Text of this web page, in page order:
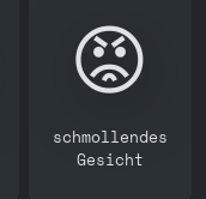
😡
schmollendes
Gesicht